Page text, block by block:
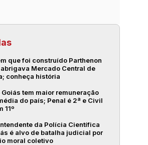
que foi construído Parthenon
abrigava Mercado Central de
conheça história
Goiás tem maior remuneração
do país; Penal é 2ª e Civil
11º
da Polícia Científica
é alvo de batalha judicial por
moral coletivo